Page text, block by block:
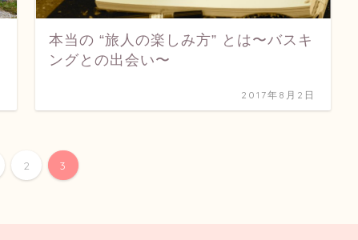
本当の “旅人の楽しみ方” とは〜バスキ
ングとの出会い〜
2017年8月2日
2 3